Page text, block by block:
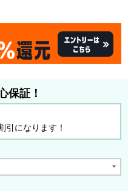
保証！
引になります！